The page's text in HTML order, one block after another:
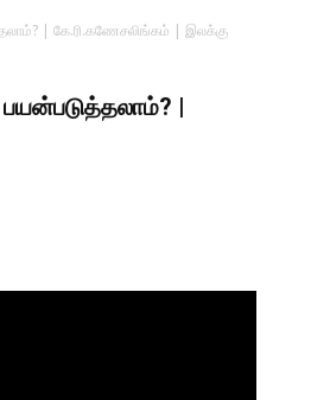
| கே.ரி.கணேசலிங்கம் | இலக்கு
|